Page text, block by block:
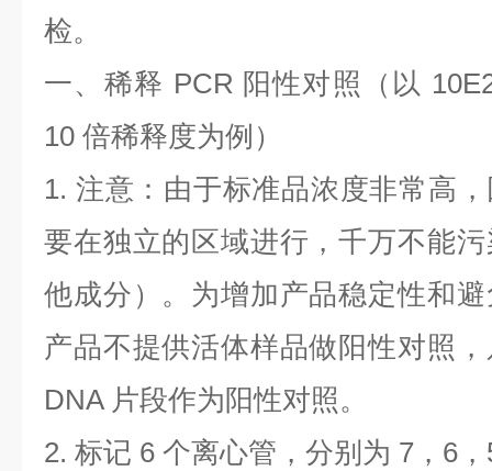
检。
一、稀释 PCR 阳性对照（以
10 倍稀释度为例）
1. 注意：由于标准品浓度非常高
要在独立的区域进行，千万不能
他成分）。为增加产品稳定性和
产品不提供活体样品做阳性对照
DNA 片段作为阳性对照。
2. 标记 6 个离心管，分别为 7 ， 6 ，